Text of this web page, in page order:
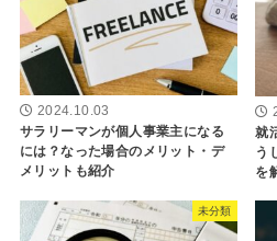
2024.10.03
サラリーマンが個人事業主になる
には？なった場合のメリット・デ
メリットも紹介
就
う
を
未分類